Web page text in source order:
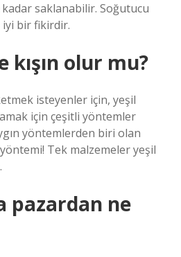
saklanabilir. Soğutucu
iyi bir fikirdir.
kışın olur mu?
isteyenler için, yeşil
için çeşitli yöntemler
yöntemlerden biri olan
Tek malzemeler yeşil
pazardan ne